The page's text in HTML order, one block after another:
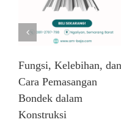
Fungsi, Kelebihan, dan
Cara Pemasangan
Bondek dalam
Konstruksi